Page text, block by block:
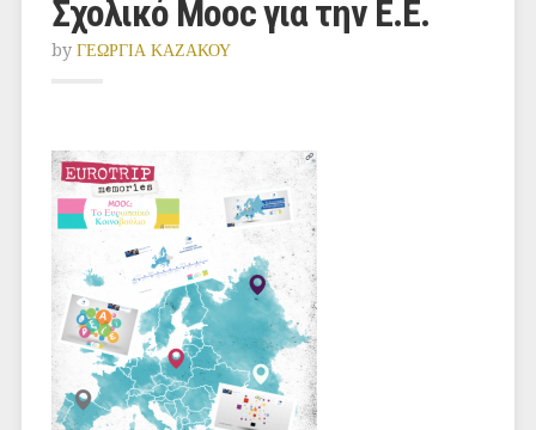
Σχολικό Mooc για την Ε.Ε.
by ΓΕΩΡΓΙΑ ΚΑΖΑΚΟΥ